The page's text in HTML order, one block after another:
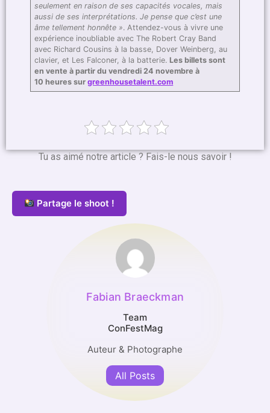
seulement en raison de ses capacités vocales, mais
aussi de ses interprétations. Je pense que c’est une
âme tellement honnête ». Attendez-vous à vivre une
expérience inoubliable avec The Robert Cray Band
avec Richard Cousins à la basse, Dover Weinberg, au
clavier, et Les Falconer, à la batterie. Les billets sont
en vente à partir du vendredi 24 novembre à
10 heures surgreenhousetalent.com
Tu as aimé notre article ? Fais-le nous savoir !
Partage le shoot !
Fabian Braeckman
Team
ConFestMag
Auteur & Photographe
All Posts